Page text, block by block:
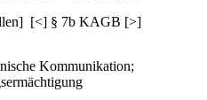
] [<] § 7b KAGB [>]
Kommunikation;